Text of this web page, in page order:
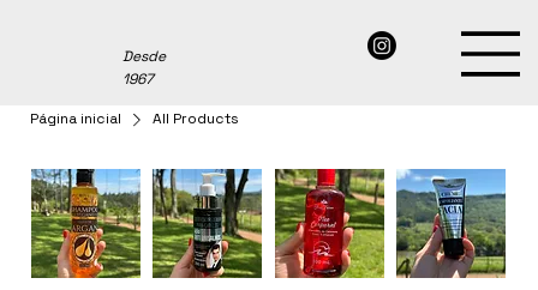
Desde
1967
Página inicial All Products